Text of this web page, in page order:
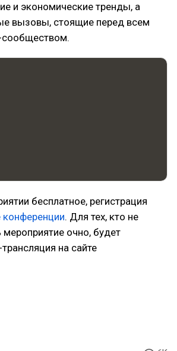
и экономические тренды, а
вызовы, стоящие перед всем
сообществом.
бесплатное, регистрация
конференции. Для тех, кто не
очно, будет
на сайте